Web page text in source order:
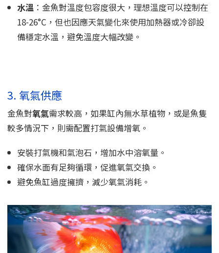
水溫 ：金魚對溫度包容度很大，理想溫度可以控制在
18-26°C，但也因應天氣變化來使用加熱器或冷卻設
備穩定水溫，避免溫度大幅改變。
3. 氧氣供應
金魚對氧氣需求較高，如果缸內無水草植物，或是魚隻
較多情況下，則需配置打氣設備增氧。
安裝打氣機和氣泡石，增加水中溶氧量。
確保水面有足夠循環，促進氧氣交換。
避免魚缸過度擁擠，減少氧氣消耗。